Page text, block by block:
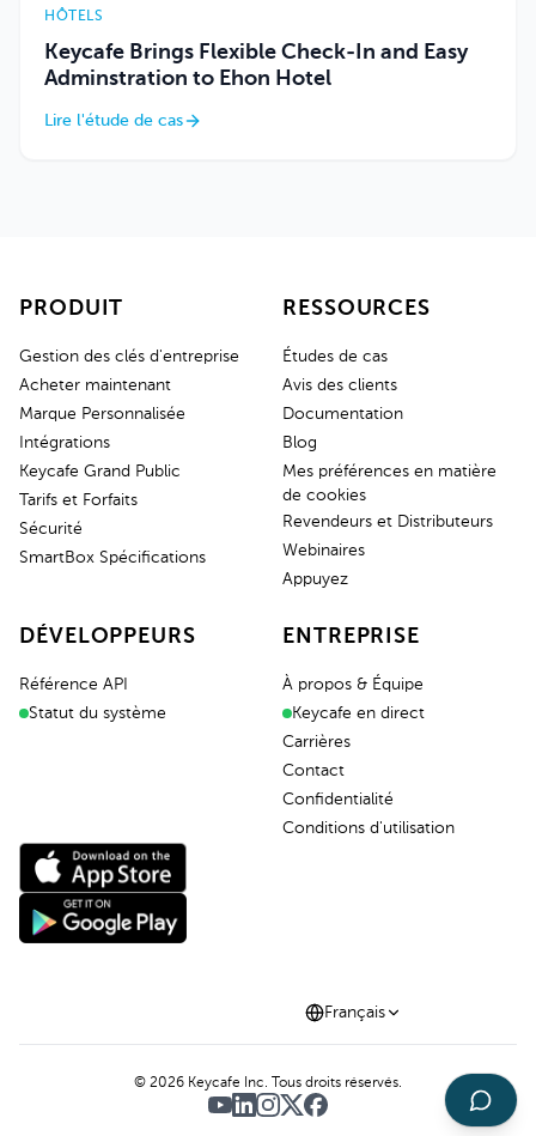
HÔTELS
Keycafe Brings Flexible Check-In and Easy
Adminstration to Ehon Hotel
Lire l'étude de cas
PRODUIT
Gestion des clés d'entreprise
Acheter maintenant
Marque Personnalisée
Intégrations
Keycafe Grand Public
Tarifs et Forfaits
Sécurité
SmartBox Spécifications
RESSOURCES
Études de cas
Avis des clients
Documentation
Blog
Mes préférences en matière
de cookies
Revendeurs et Distributeurs
Webinaires
Appuyez
DÉVELOPPEURS
Référence API
Statut du système
ENTREPRISE
À propos & Équipe
Keycafe en direct
Carrières
Contact
Confidentialité
Conditions d'utilisation
Français
© 2026 Keycafe Inc. Tous droits réservés.